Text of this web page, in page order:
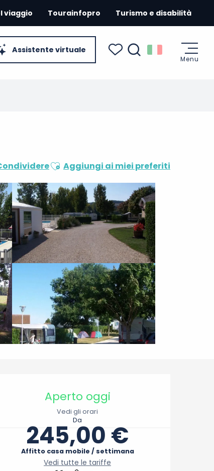
Assistente virtuale
viaggio Tourainfopro Turismo e disabilità
Menu
Ajouter aux favoris
Aggiungi ai miei preferiti
e contatti
Aperto oggi
Vedi gli orari
Da
245,00 €
Affitto casa mobile / settimana
Vedi tutte le tariffe